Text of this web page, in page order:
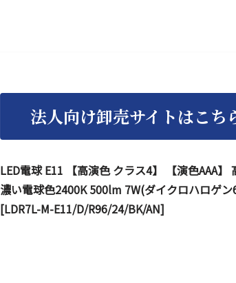
LED電球 E11 【高演色 クラス4】 【演色AAA
濃い電球色2400K 500lm 7W(ダイクロハロゲ
[LDR7L-M-E11/D/R96/24/BK/AN]